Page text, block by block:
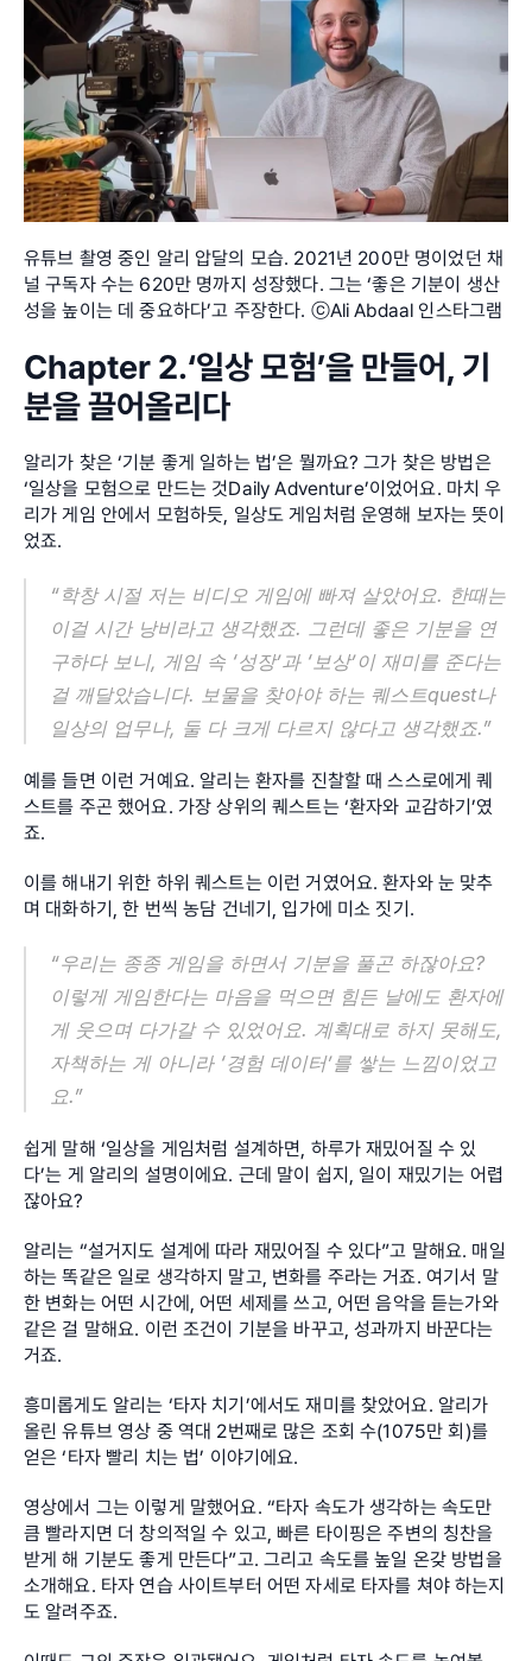
유튜브 촬영 중인 알리 압달의 모습. 2021년 200만 명이었던 채
널 구독자 수는 620만 명까지 성장했다. 그는 ‘좋은 기분이 생산
성을 높이는 데 중요하다’고 주장한다. ⓒAli Abdaal 인스타그램
Chapter 2.‘일상 모험’을 만들어, 기
분을 끌어올리다
알리가 찾은 ‘기분 좋게 일하는 법’은 뭘까요? 그가 찾은 방법은
‘일상을 모험으로 만드는 것Daily Adventure’이었어요. 마치 우
리가 게임 안에서 모험하듯, 일상도 게임처럼 운영해 보자는 뜻이
었죠.
“학창 시절 저는 비디오 게임에 빠져 살았어요. 한때는
이걸 시간 낭비라고 생각했죠. 그런데 좋은 기분을 연
구하다 보니, 게임 속 ‘성장’과 ‘보상’이 재미를 준다는
걸 깨달았습니다. 보물을 찾아야 하는 퀘스트quest나
일상의 업무나, 둘 다 크게 다르지 않다고 생각했죠.”
예를 들면 이런 거예요. 알리는 환자를 진찰할 때 스스로에게 퀘
스트를 주곤 했어요. 가장 상위의 퀘스트는 ‘환자와 교감하기’였
죠.
이를 해내기 위한 하위 퀘스트는 이런 거였어요. 환자와 눈 맞추
며 대화하기, 한 번씩 농담 건네기, 입가에 미소 짓기.
“우리는 종종 게임을 하면서 기분을 풀곤 하잖아요?
이렇게 게임한다는 마음을 먹으면 힘든 날에도 환자에
게 웃으며 다가갈 수 있었어요. 계획대로 하지 못해도,
자책하는 게 아니라 ‘경험 데이터’를 쌓는 느낌이었고
요.”
쉽게 말해 ‘일상을 게임처럼 설계하면, 하루가 재밌어질 수 있
다’는 게 알리의 설명이에요. 근데 말이 쉽지, 일이 재밌기는 어렵
잖아요?
알리는 “설거지도 설계에 따라 재밌어질 수 있다”고 말해요. 매일
하는 똑같은 일로 생각하지 말고, 변화를 주라는 거죠. 여기서 말
한 변화는 어떤 시간에, 어떤 세제를 쓰고, 어떤 음악을 듣는가와
같은 걸 말해요. 이런 조건이 기분을 바꾸고, 성과까지 바꾼다는
거죠.
흥미롭게도 알리는 ‘타자 치기’에서도 재미를 찾았어요. 알리가
올린 유튜브 영상 중 역대 2번째로 많은 조회 수(1075만 회)를
얻은 ‘타자 빨리 치는 법’ 이야기에요.
영상에서 그는 이렇게 말했어요. “타자 속도가 생각하는 속도만
큼 빨라지면 더 창의적일 수 있고, 빠른 타이핑은 주변의 칭찬을
받게 해 기분도 좋게 만든다”고. 그리고 속도를 높일 온갖 방법을
소개해요. 타자 연습 사이트부터 어떤 자세로 타자를 쳐야 하는지
도 알려주죠.